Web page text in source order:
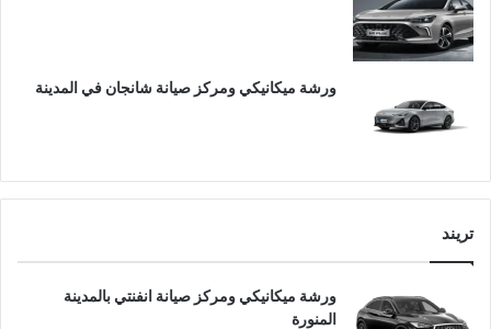
ورشة ميكانيكي ومركز صيانة شانجان في المدينة
تريند
ورشة ميكانيكي ومركز صيانة انفنتي بالمدينة
المنورة